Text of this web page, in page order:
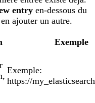
entry en-dessous du
ajouter un autre.
Exemple
Exemple:
https://